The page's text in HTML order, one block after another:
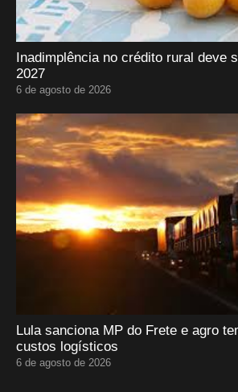
Inadimplência no crédito rural deve
2027
6 de agosto de 2026
Lula sanciona MP do Frete e agro
custos logísticos
6 de agosto de 2026